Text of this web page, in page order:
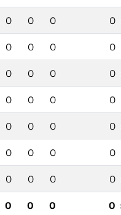
0 0 0 0
0 0 0 0
0 0 0 0
0 0 0 0
0 0 0 0
0 0 0 0
0 0 0 0
0 0 0 0